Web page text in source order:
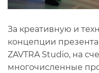
За креативную и
концепции
ZAVTRA Studio, на
многочисленные